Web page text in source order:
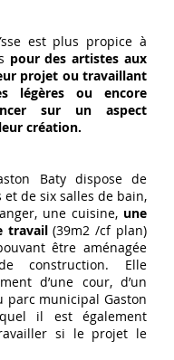
est plus propice à
pour des artistes aux
projet ou travaillant
légères ou encore
sur un aspect
création.
Baty dispose de
de six salles de bain,
une cuisine, une
travail(39m2 /cf plan)
être aménagée
construction. Elle
d’une cour, d’un
parc municipal Gaston
il est également
si le projet le